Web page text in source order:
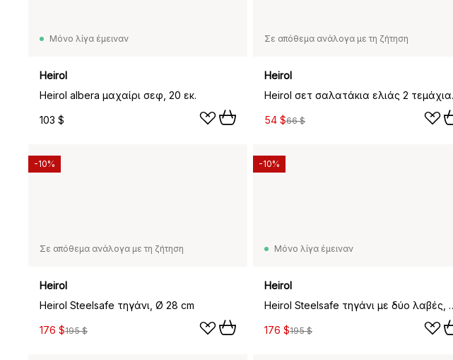
Μόνο λίγα έμειναν
Heirol
Heirol albera μαχαίρι σεφ, 20 εκ.
103 $
Σε απόθεμα ανάλογα με τη ζήτηση
Heirol
54 $66 $
Σε απόθεμα ανάλογα με τη ζήτηση
Heirol
Heirol Steelsafe τηγάνι, Ø 28 cm
176 $195 $
-10%
Μόνο λίγα έμειναν
Heirol
Heirol
176 $195 $
-10%